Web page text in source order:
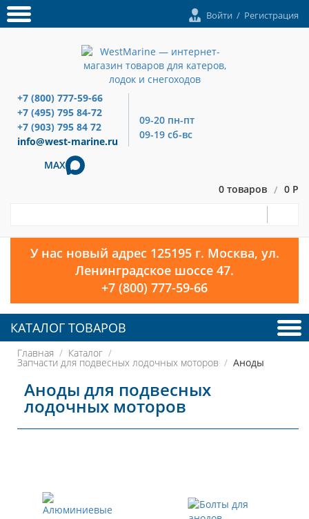
Войти / Регистрация
+7 (800) 777-59-66
+7 (495) 795 84-72
+7 (903) 795 84 72
info@west-marine.ru
09-20 пн-пт
09-19 сб-вс
MAX
0 товаров / 0 Р
У нас новый адрес 125195 г. Москва, ул.
Ленинградское шоссе 47.
+7 (800) 777-59-66
КАТАЛОГ ТОВАРОВ
Главная Каталог
Запчасти для подвесных лодочных моторов Аноды
Аноды для подвесных
лодочных моторов